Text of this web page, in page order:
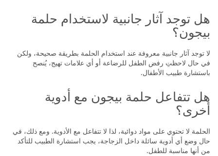
هل توجد آثار جانبية لاستخدام حلمة
بيجون؟
لا توجد آثار جانبية معروفة عند استخدام الحلمة بطريقة صحيحة، ولكن
في حال لاحظتِ رفض الطفل للرضاعة أو أي علامات تهيج، يُنصح
باستشارة طبيب الأطفال.
هل تتفاعل حلمة بيجون مع أدوية
أخرى؟
الحلمة لا تحتوي على مواد دوائية، لذا لا تتفاعل مع الأدوية. ومع ذلك، في
حال وضع أي أدوية سائلة داخل الزجاجة، يجب استشارة الطبيب للتأكد
من أنها مناسبة للطفل.